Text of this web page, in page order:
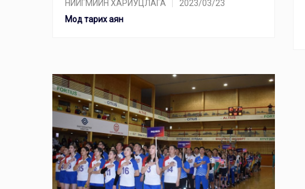
НИЙГМИЙН ХАРИУЦЛАГА
2023/03/23
Мод тарих аян